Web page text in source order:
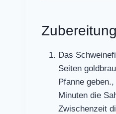
Zubereitung
Das
Seiten
Pfanne
Minuten die
Zwischenzeit